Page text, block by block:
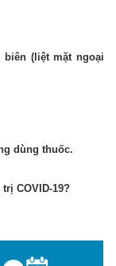
(liệt mặt ngoại
dùng thuốc.
COVID-19?